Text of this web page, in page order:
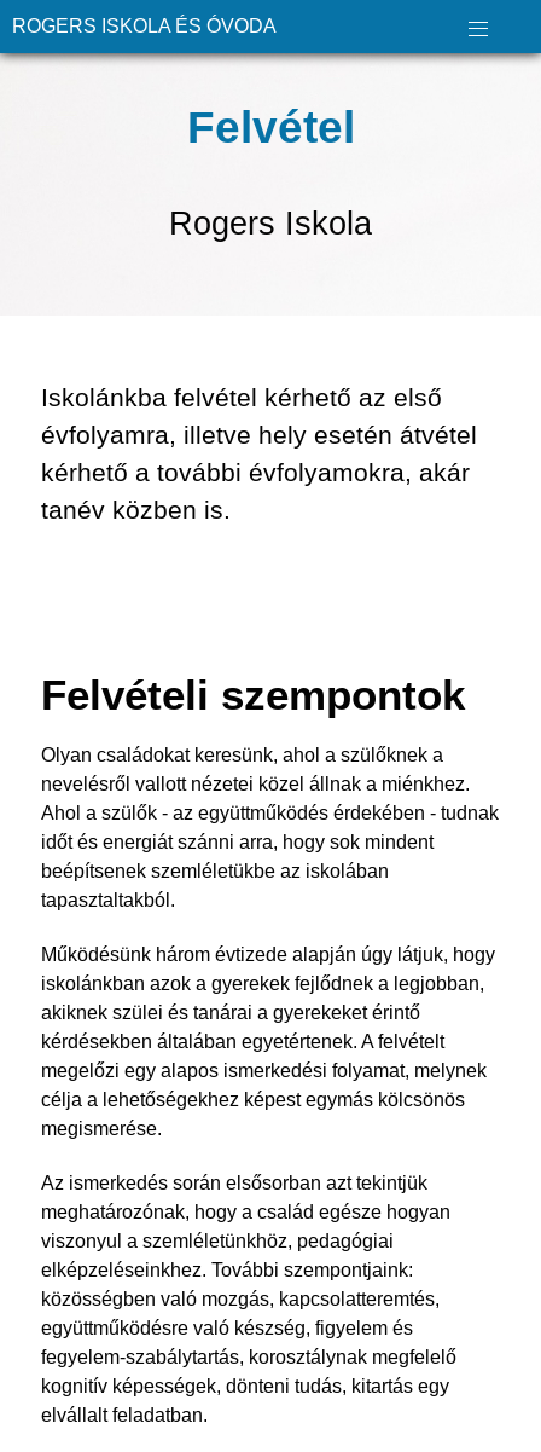
ROGERS ISKOLA ÉS ÓVODA
Felvétel
Rogers Iskola
Iskolánkba felvétel kérhető az első
évfolyamra, illetve hely esetén átvétel
kérhető a további évfolyamokra, akár
tanév közben is.
Felvételi szempontok
Olyan családokat keresünk, ahol a szülőknek a
nevelésről vallott nézetei közel állnak a miénkhez.
Ahol a szülők - az együttműködés érdekében - tudnak
időt és energiát szánni arra, hogy sok mindent
beépítsenek szemléletükbe az iskolában
tapasztaltakból.
Működésünk három évtizede alapján úgy látjuk, hogy
iskolánkban azok a gyerekek fejlődnek a legjobban,
akiknek szülei és tanárai a gyerekeket érintő
kérdésekben általában egyetértenek. A felvételt
megelőzi egy alapos ismerkedési folyamat, melynek
célja a lehetőségekhez képest egymás kölcsönös
megismerése.
Az ismerkedés során elsősorban azt tekintjük
meghatározónak, hogy a család egésze hogyan
viszonyul a szemléletünkhöz, pedagógiai
elképzeléseinkhez. További szempontjaink:
közösségben való mozgás, kapcsolatteremtés,
együttműködésre való készség, figyelem és
fegyelem-szabálytartás, korosztálynak megfelelő
kognitív képességek, dönteni tudás, kitartás egy
elvállalt feladatban.